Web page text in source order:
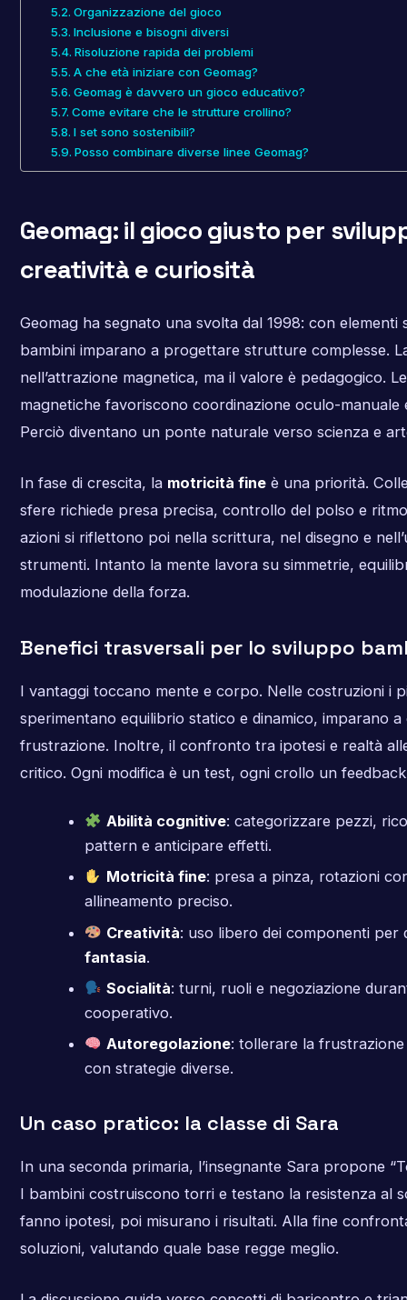
Organizzazione del gioco
Inclusione e bisogni diversi
Risoluzione rapida dei problemi
A che età iniziare con Geomag?
Geomag è davvero un gioco educativo?
Come evitare che le strutture crollino?
I set sono sostenibili?
Posso combinare diverse linee Geomag?
Geomag: il gioco giusto per
creatività e curiosità
Geomag ha segnato una svolta dal 1998: con elementi
bambini imparano a progettare strutture complesse.
nell’attrazione magnetica, ma il valore è pedagogico.
magnetiche favoriscono coordinazione oculo-manuale
Perciò diventano un ponte naturale verso scienza e
In fase di crescita, la motricità fineè una priorità.
sfere richiede presa precisa, controllo del polso e
azioni si riflettono poi nella scrittura, nel disegno e
strumenti. Intanto la mente lavora su simmetrie,
modulazione della forza.
Benefici trasversali per lo sviluppo
I vantaggi toccano mente e corpo. Nelle costruzioni i
sperimentano equilibrio statico e dinamico, imparano
frustrazione. Inoltre, il confronto tra ipotesi e realtà
critico. Ogni modifica è un test, ogni crollo un
Abilità cognitive: categorizzare pezzi,
pattern e anticipare effetti.
Motricità fine: presa a pinza, rotazioni
allineamento preciso.
Creatività: uso libero dei componenti per
fantasia.
Socialità: turni, ruoli e negoziazione
cooperativo.
Autoregolazione: tollerare la
con strategie diverse.
Un caso pratico: la classe di Sara
In una seconda primaria, l’insegnante Sara propone
I bambini costruiscono torri e testano la resistenza al
fanno ipotesi, poi misurano i risultati. Alla fine
soluzioni, valutando quale base regge meglio.